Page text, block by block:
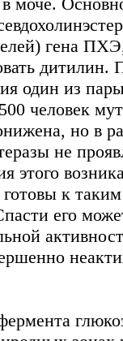
гена
один из
человек
но в
не
этого
к
его